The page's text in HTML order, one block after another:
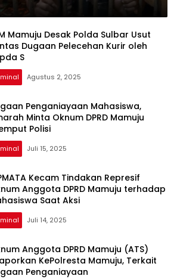
Mamuju Desak Polda Sulbar Usut
Dugaan Pelecehan Kurir oleh
S
Agustus 2, 2025
Penganiayaan Mahasiswa,
Minta Oknum DPRD Mamuju
Polisi
Juli 15, 2025
Kecam Tindakan Represif
Anggota DPRD Mamuju terhadap
Saat Aksi
Juli 14, 2025
Anggota DPRD Mamuju (ATS)
KePolresta Mamuju, Terkait
Penganiayaan